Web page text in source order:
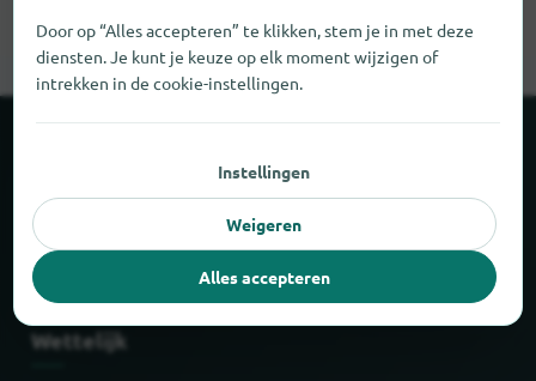
Feiten en cijfers
Partner
Wettelijk
Door op “Alles accepteren” te klikken, stem je in met deze
diensten. Je kunt je keuze op elk moment wijzigen of
intrekken in de cookie-instellingen.
Instellingen
Weigeren
Alles accepteren